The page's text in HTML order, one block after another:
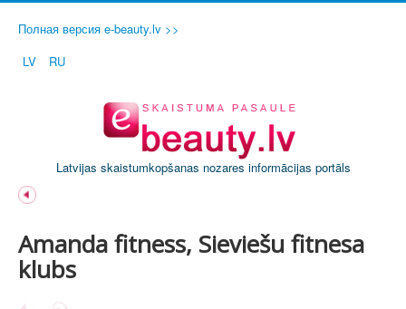
Полная версия e-beauty.lv >>
LV
RU
Latvijas skaistumkopšanas nozares informācijas portāls
Amanda fitness, Sieviešu fitnesa
klubs